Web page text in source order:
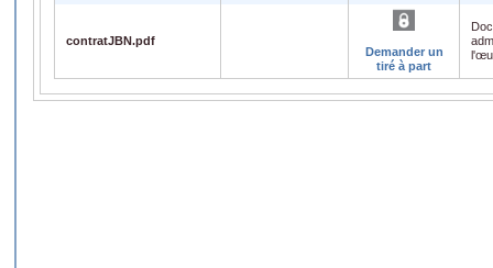
contratJBN.pdf
Demander un
tiré à part